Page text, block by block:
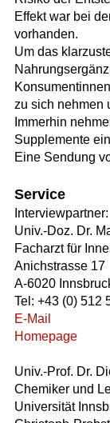
Effekt war bei
vorhanden.
Um das
zu sich nehmen
Immerhin
Supplemente
Eine Sendung
Service
Interviewpartner:
Univ.-Doz. Dr.
Facharzt für
Anichstrasse 17
A-6020
Tel: +43 (0) 512
E-Mail
Homepage
Univ.-Prof. Dr.
Chemiker und
Universität